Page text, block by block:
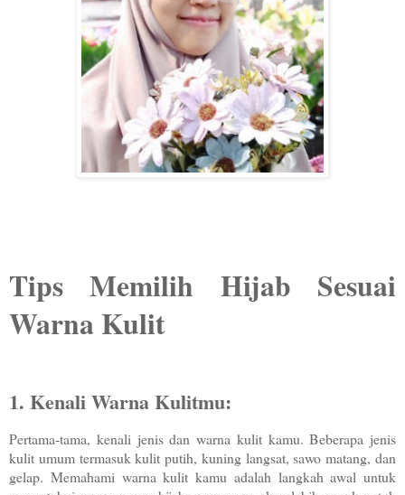
Tips Memilih Hijab Sesuai
Warna Kulit
1. Kenali Warna Kulitmu:
Pertama-tama, kenali jenis dan warna kulit kamu. Beberapa jenis
kulit umum termasuk kulit putih, kuning langsat, sawo matang, dan
gelap. Memahami warna kulit kamu adalah langkah awal untuk